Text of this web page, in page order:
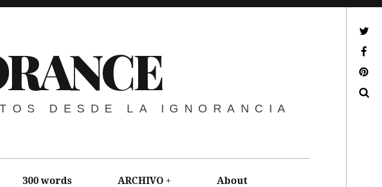
DESDE LA IGNORANCIA
300 words ARCHIVO About